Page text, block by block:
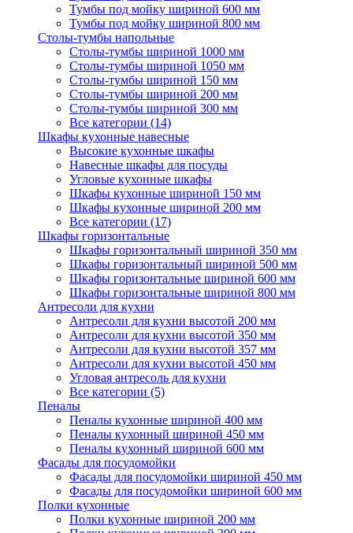
Тумбы под мойку шириной 600 мм
Тумбы под мойку шириной 800 мм
Столы-тумбы напольные
Столы-тумбы шириной 1000 мм
Столы-тумбы шириной 1050 мм
Столы-тумбы шириной 150 мм
Столы-тумбы шириной 200 мм
Столы-тумбы шириной 300 мм
Все категории (14)
Шкафы кухонные навесные
Высокие кухонные шкафы
Навесные шкафы для посуды
Угловые кухонные шкафы
Шкафы кухонные шириной 150 мм
Шкафы кухонные шириной 200 мм
Все категории (17)
Шкафы горизонтальные
Шкафы горизонтальный шириной 350 мм
Шкафы горизонтальный шириной 500 мм
Шкафы горизонтальные шириной 600 мм
Шкафы горизонтальные шириной 800 мм
Антресоли для кухни
Антресоли для кухни высотой 200 мм
Антресоли для кухни высотой 350 мм
Антресоли для кухни высотой 357 мм
Антресоли для кухни высотой 450 мм
Угловая антресоль для кухни
Все категории (5)
Пеналы
Пеналы кухонные шириной 400 мм
Пеналы кухонный шириной 450 мм
Пеналы кухонный шириной 600 мм
Фасады для посудомойки
Фасады для посудомойки шириной 450 мм
Фасады для посудомойки шириной 600 мм
Полки кухонные
Полки кухонные шириной 200 мм